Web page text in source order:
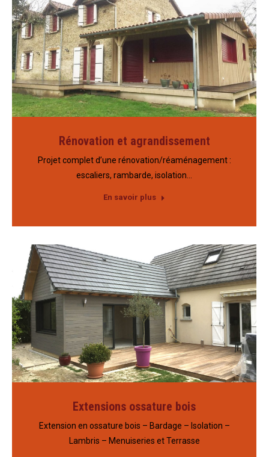
Rénovation et agrandissement
Projet complet d’une rénovation/réaménagement :
escaliers, rambarde, isolation…
En savoir plus
Extensions ossature bois
Extension en ossature bois – Bardage – Isolation –
Lambris – Menuiseries et Terrasse